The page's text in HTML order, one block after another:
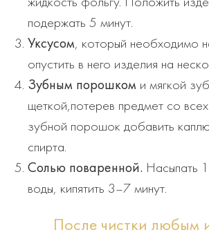
жидкость фольгу. Положить
подержать 5 минут.
Уксусом, который необходимо
опустить в него изделия на
Зубным порошком и мягкой
щеткой,потерев предмет со
зубной порошок добавить
спирта.
Солью поваренной. Насыпать
воды, кипятить 3–7 минут.
После чистки любым